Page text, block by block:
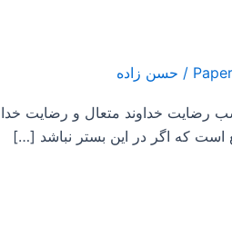
/ حسن زاده
رضایت خداوند متعال و رضایت
است که اگر در این بستر نباشد […]